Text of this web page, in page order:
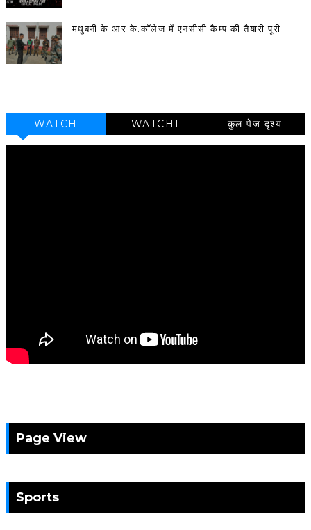
मधुबनी के आर के.कॉलेज में एनसीसी कैम्प की तैयारी पूरी
WATCH WATCH1 कुल पेज दृश्य
Page View
Sports